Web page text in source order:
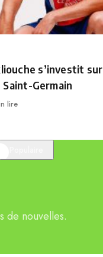
s’investit
Saint-Germain
lire
de nouvelles.